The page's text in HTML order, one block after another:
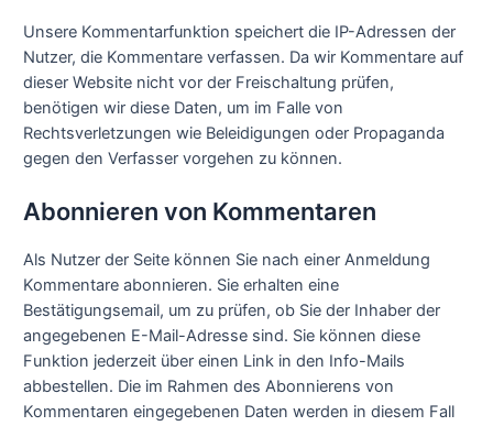
Unsere Kommentarfunktion speichert die IP-Adressen der
Nutzer, die Kommentare verfassen. Da wir Kommentare auf
dieser Website nicht vor der Freischaltung prüfen,
benötigen wir diese Daten, um im Falle von
Rechtsverletzungen wie Beleidigungen oder Propaganda
gegen den Verfasser vorgehen zu können.
Abonnieren von Kommentaren
Als Nutzer der Seite können Sie nach einer Anmeldung
Kommentare abonnieren. Sie erhalten eine
Bestätigungsemail, um zu prüfen, ob Sie der Inhaber der
angegebenen E-Mail-Adresse sind. Sie können diese
Funktion jederzeit über einen Link in den Info-Mails
abbestellen. Die im Rahmen des Abonnierens von
Kommentaren eingegebenen Daten werden in diesem Fall